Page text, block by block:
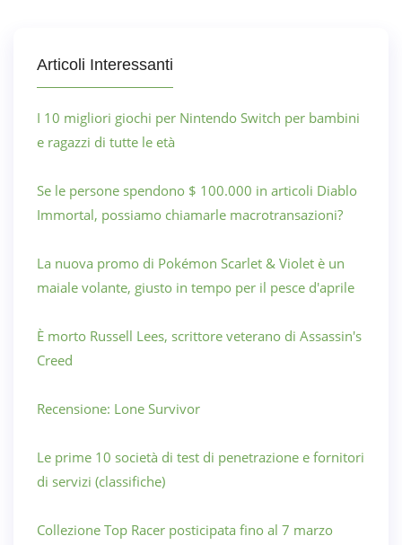
Articoli Interessanti
I 10 migliori giochi per Nintendo Switch per bambini
e ragazzi di tutte le età
Se le persone spendono $ 100.000 in articoli Diablo
Immortal, possiamo chiamarle macrotransazioni?
La nuova promo di Pokémon Scarlet & Violet è un
maiale volante, giusto in tempo per il pesce d'aprile
È morto Russell Lees, scrittore veterano di Assassin's
Creed
Recensione: Lone Survivor
Le prime 10 società di test di penetrazione e fornitori
di servizi (classifiche)
Collezione Top Racer posticipata fino al 7 marzo